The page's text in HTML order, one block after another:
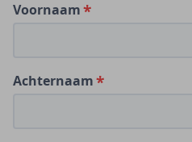
Voornaam
Achternaam